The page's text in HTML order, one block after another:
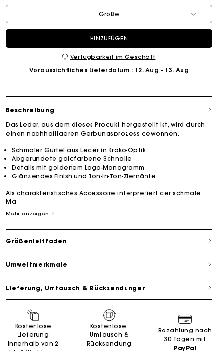
Größe
HINZUFÜGEN
Verfügbarkeit im Geschäft
Voraussichtliches Lieferdatum : 12. Aug - 13. Aug
Beschreibung
Das Leder, aus dem dieses Produkt hergestellt ist, wird durch
einen nachhaltigeren Gerbungsprozess gewonnen.
Schmaler Gürtel aus Leder in Kroko-Optik
Abgerundete goldfarbene Schnalle
Details mit goldenem Logo-Monogramm
Glänzendes Finish und Ton-in-Ton-Ziernähte
Als charakteristisches Accessoire interpretiert der schmale
Ma
Mehr anzeigen
Größenleitfaden
Umweltmerkmale
Lieferung, Umtausch & Rücksendungen
Kostenlose
Lieferung
innerhalb von 2
Kostenlose
Umtausch &
Rücksendung
Bezahlung nach
30 Tagen mit
PayPal